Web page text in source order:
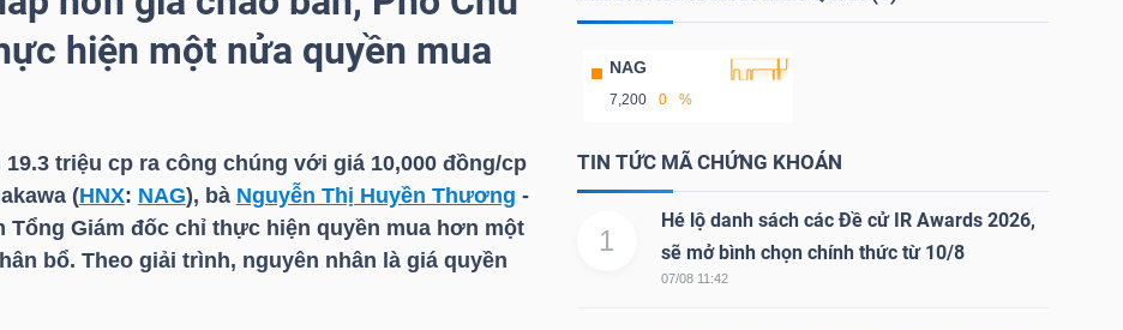
hiện một nửa quyền mua
triệu cp ra công chúng với giá 10,000 đồng/cp
(HNX: NAG), bà Nguyễn Thị Huyền Thương -
Tổng Giám đốc chỉ thực hiện quyền mua hơn một
bổ. Theo giải trình, nguyên nhân là giá quyền
NAG
7,200 0 %
TIN TỨC MÃ CHỨNG KHOÁN
1
Hé lộ danh sách các Đề cử IR Awards 2026,
sẽ mở bình chọn chính thức từ 10/8
07/08 11:42